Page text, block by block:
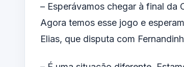
– Esperávamos chegar à final da
Agora temos esse jogo e
Elias, que disputa com